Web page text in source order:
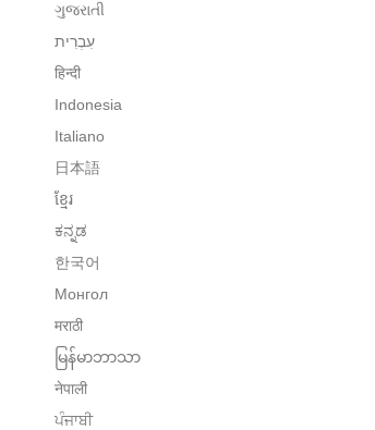
ગુજરાતી
हिन्दी
Indonesia
Italiano
日本語
ខ្មែរ
ಕನ್ನಡ
한국어
Монгол
मराठी
မြန်မာဘာသာ
नेपाली
ਪੰਜਾਬੀ